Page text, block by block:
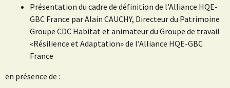
Présentation du cadre de définition de l’Alliance HQE-
GBC France par Alain CAUCHY, Directeur du Patrimoine
Groupe CDC Habitat et animateur du Groupe de travail
«Résilience et Adaptation» de l’Alliance HQE-GBC
France
en présence de :